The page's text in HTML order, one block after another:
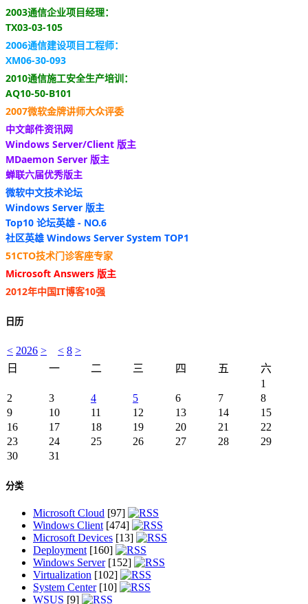
2003通信企业项目经理：
TX03-03-105
2006通信建设项目工程师：
XM06-30-093
2010通信施工安全生产培训：
AQ10-50-B101
2007微软金牌讲师大众评委
中文邮件资讯网
Windows Server/Client 版主
MDaemon Server 版主
蝉联六届优秀版主
微软中文技术论坛
Windows Server 版主
Top10 论坛英雄 - NO.6
社区英雄 Windows Server System TOP1
51CTO技术门诊客座专家
Microsoft Answers 版主
2012年中国IT博客10强
日历
< 2026 > < 8 >
日
一 二 三 四 五
六
1
2
3 4 5 6 7
8
9
10 11 12 13 14
15
16
17 18 19 20 21
22
23
24 25 26 27 28
29
30
31
分类
Microsoft Cloud [97]
Windows Client [474]
Microsoft Devices [13]
Deployment [160]
Windows Server[152]
Virtualization [102]
System Center[10]
WSUS [9]